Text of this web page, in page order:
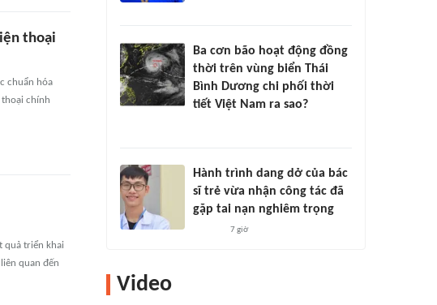
thoại
chuẩn hóa
chính
quả triển khai
quan đến
Ba cơn bão hoạt động đồng
thời trên vùng biển Thái
Bình Dương chi phối thời
tiết Việt Nam ra sao?
Hành trình dang dở của bác
sĩ trẻ vừa nhận công tác đã
gặp tai nạn nghiêm trọng
7 giờ
Video